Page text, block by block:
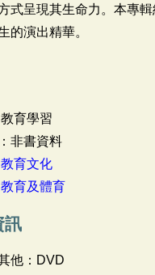
式呈現其生命力。本專
的演出精華。
育學習
非書資料
教育文化
教育及體育
訊
他：DVD